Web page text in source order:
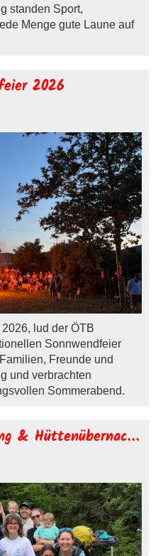
standen Sport,
Menge gute Laune auf
2026
lud der ÖTB
Sonnwendfeier
Freunde und
und verbrachten
Sommerabend.
Schneeberg Wanderung & Hüttenübernachtung